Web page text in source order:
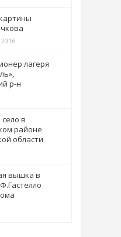
лагеря
р-н
в
районе
области
вышка в